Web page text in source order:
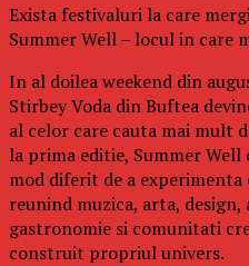
Exista festivaluri la care
Summer Well – locul in care
In al doilea weekend din
Stirbey Voda din Buftea
al celor care cauta mai mult
la prima editie, Summer Well
mod diferit de a
reunind muzica, arta,
gastronomie si comunitati
construit propriul univers.